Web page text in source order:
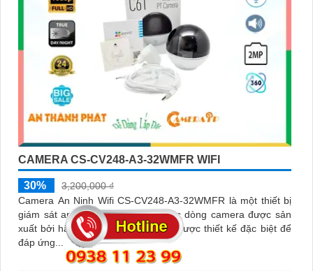
CAMERA CS-CV248-A3-32WMFR WIFI
30%
3,200,000 ₫
Camera An Ninh Wifi CS-CV248-A3-32WMFR là một thiết bị
giám sát an ninh thông minh, thuộc dòng camera được sản
xuất bởi hãng EZVIZ. Camera này được thiết kế đặc biệt để
đáp ứng...